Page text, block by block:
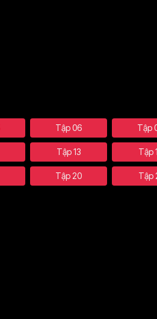
Tập 06 Tập
Tập 13 Tập
Tập 20 Tập